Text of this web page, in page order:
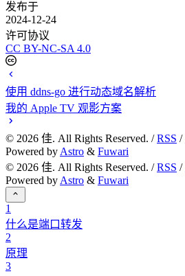
发布于
2024-12-24
许可协议
CC BY-NC-SA 4.0
使用 ddns-go 进行动态域名解析
我的 Apple TV 观影方案
© 2026 佳. All Rights Reserved. /RSS /
Powered by Astro & Fuwari
© 2026 佳. All Rights Reserved. /RSS /
Powered by Astro & Fuwari
1
什么是端口转发
2
原理
3